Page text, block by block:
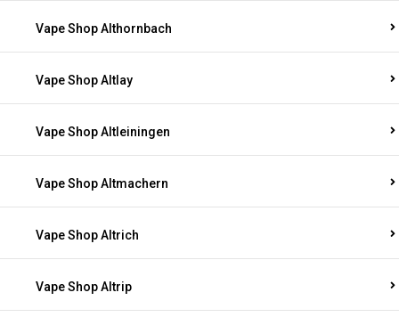
Vape Shop Althornbach
Vape Shop Altlay
Vape Shop Altleiningen
Vape Shop Altmachern
Vape Shop Altrich
Vape Shop Altrip